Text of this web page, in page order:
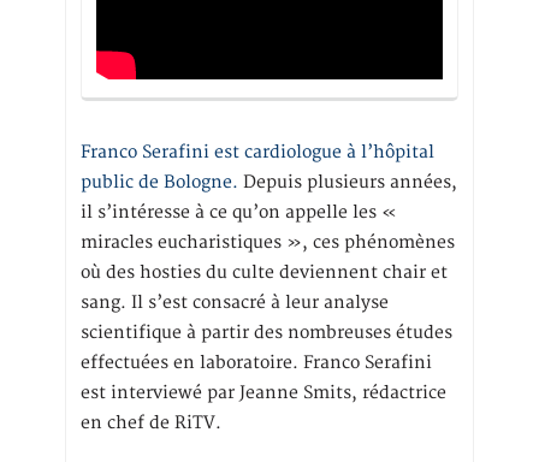
Franco Serafini est cardiologue à l’hôpital
public de Bologne. Depuis plusieurs années,
il s’intéresse à ce qu’on appelle les «
miracles eucharistiques », ces phénomènes
où des hosties du culte deviennent chair et
sang. Il s’est consacré à leur analyse
scientifique à partir des nombreuses études
effectuées en laboratoire. Franco Serafini
est interviewé par Jeanne Smits, rédactrice
en chef de RiTV.